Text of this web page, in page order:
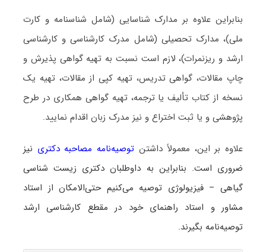
بنابراین علاوه بر مدارک شناسایی (شامل شناسنامه و کارت
ملی)، مدارک تحصیلی (شامل مدرک کارشناسی و کارشناسی
ارشد و ریزنمرات)، لازم است نسبت به تهیه گواهی پذیرش و
چاپ مقالات، گواهی تدریس، تهیه کپی از مقالات، تهیه یک
نسخه از کتاب تألیف یا ترجمه، تهیه گواهی همکاری در طرح
پژوهشی و یا ثبت اختراع و نیز مدرک زبان اقدام نمایید.
علاوه بر این، معمولاً داشتنتوصیه‌نامه مصاحبه دکتری نیز
ضروری است. بنابراین به داوطلبان دکتری زیست ‌شناسی
گیاهی – فیزیولوژی توصیه می‌کنیم حتی‌الامکان از استاد
مشاور و استاد راهنمای خود در مقطع کارشناسی ارشد
توصیه‌نامه بگیرند.